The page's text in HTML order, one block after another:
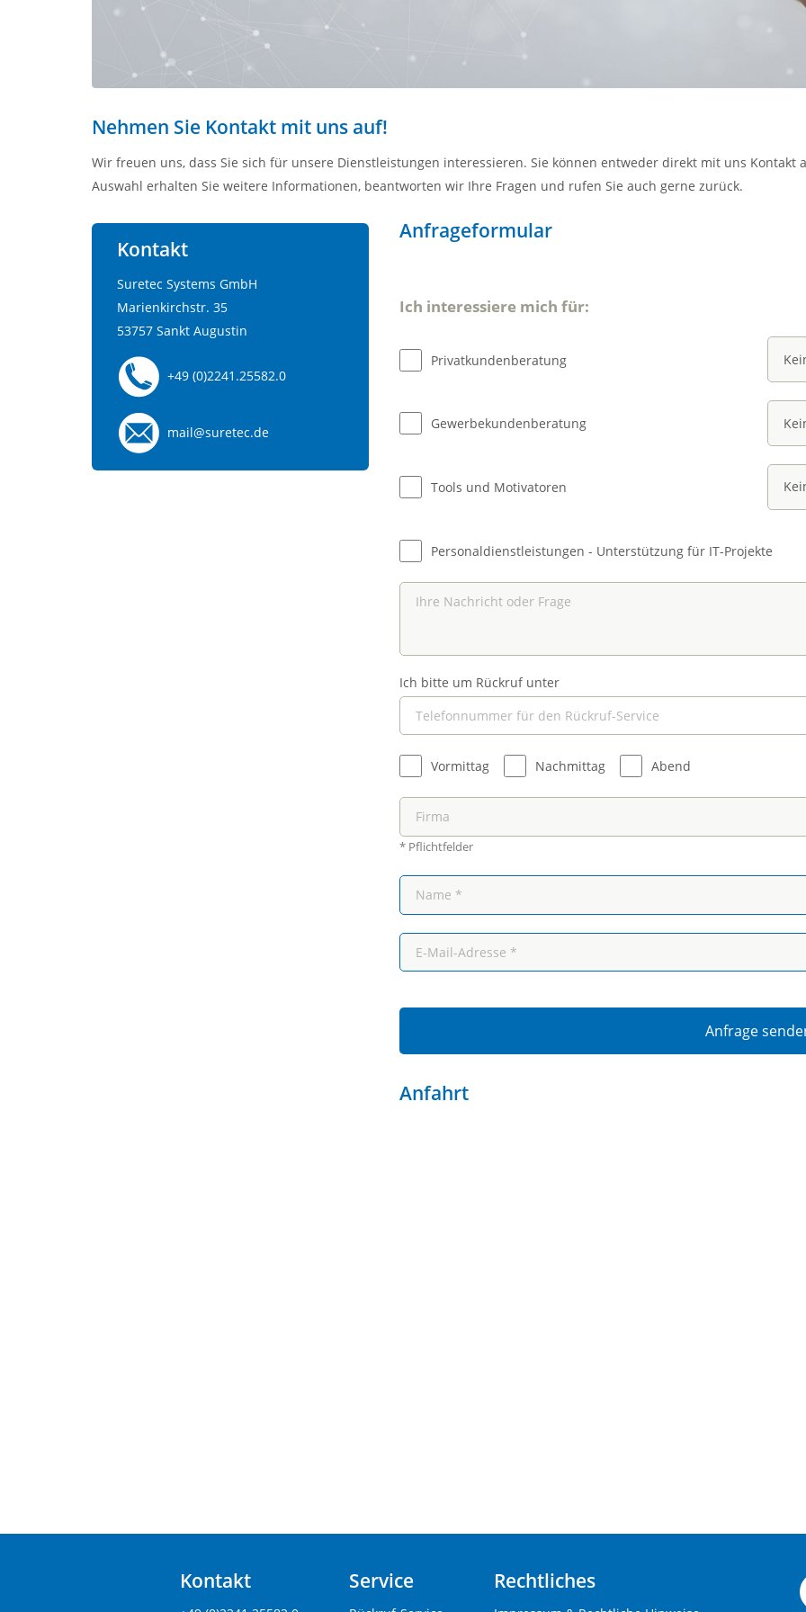
Nehmen Sie Kontakt mit uns auf!
Wir freuen uns, dass Sie sich für unsere Dienstleistungen interessieren. Sie können entweder direkt mit uns Kontakt
Auswahl erhalten Sie weitere Informationen, beantworten wir Ihre Fragen und rufen Sie auch gerne zurück.
Kontakt
Suretec Systems GmbH
Marienkirchstr. 35
53757 Sankt Augustin
+49 (0)2241.25582.0
mail@suretec.de
Anfrageformular
Ich interessiere mich für:
Ich interessiere mich für
Privatkundenberatung
Ich interessiere mich für
Gewerbekundenberatung
Ich interessiere mich für
Tools und Motivatoren
Ich interessiere mich für
Personaldienstleistungen - Unterstützung für IT-Projekte
Ich bitte um Rückruf unter
Wunsch für Rückrufzeit
Vormittag Nachmittag Abend
* Pflichtfelder
Anfrage
Anfahrt
Kontakt Service Rechtliches